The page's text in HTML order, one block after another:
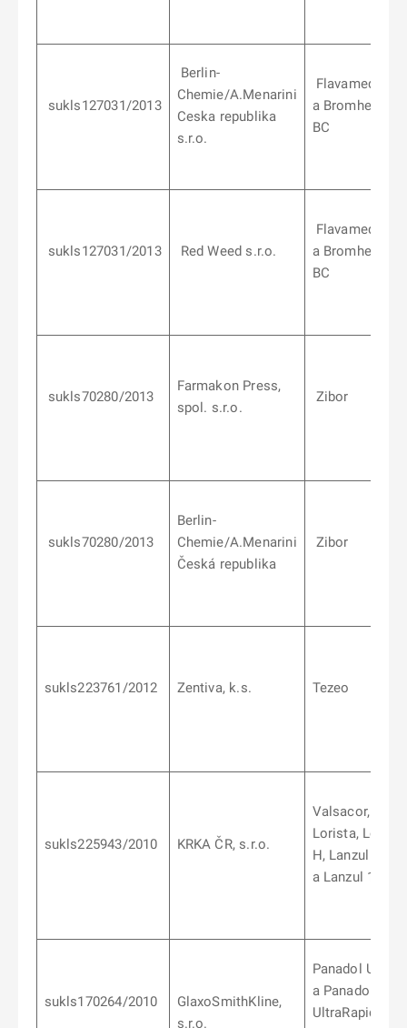
sukls127031/2013
Berlin-
Chemie/A.Menarini
Ceska republika
s.r.o.
Flavamed
a Bromhexin
BC
sukls127031/2013 Red Weed s.r.o.
Flavamed
a Bromhexin
BC
sukls70280/2013
Farmakon Press,
spol. s.r.o.
Zibor
sukls70280/2013
Berlin-
Chemie/A.Menarini
Česká republika
Zibor
sukls223761/2012 Zentiva, k.s. Tezeo
sukls225943/2010 KRKA ČR, s.r.o.
Valsacor,
Lorista, Lorista
H, Lanzul 30
a Lanzul 15 mg
sukls170264/2010
GlaxoSmithKline,
s.r.o.
Panadol Ultra
a Panadol
UltraRapide